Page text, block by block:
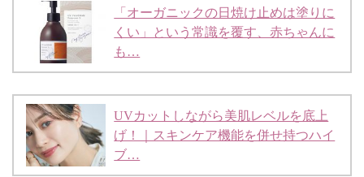
「オーガニックの日焼け止めは塗りに
くい」という常識を覆す、赤ちゃんに
も…
UVカットしながら美肌レベルを底上
げ！｜スキンケア機能を併せ持つハイ
ブ…